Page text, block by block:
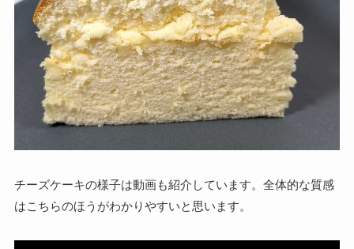
チーズケーキの様子は動画も紹介しています。全体的な質感
はこちらのほうがわかりやすいと思います。